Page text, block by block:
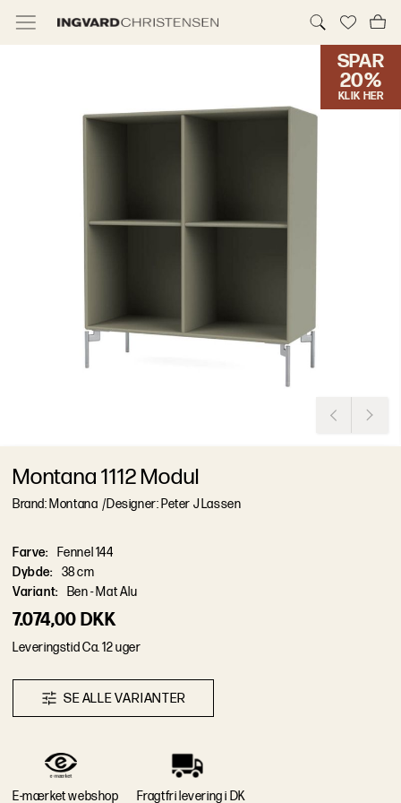
SPAR
20%
KLIK HER
7.074,00 DKK
Leveringstid Ca. 12 uger
Montana 1112 Modul
Brand: Montana /Designer: Peter J Lassen
SEALLEVAR ANTER
Farve:
Fennel 144
Dybde:
38 cm
Variant: Ben - Mat Alu
E-mærket webshop Fragtfri levering i DK